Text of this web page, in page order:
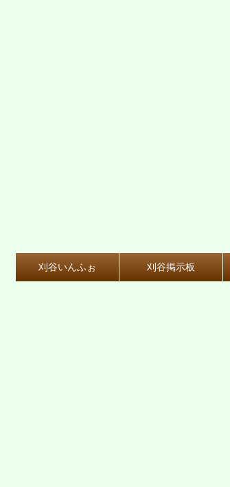
刈谷いんふぉ 刈谷掲示板